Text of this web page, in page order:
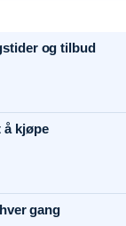
og tilbud
å kjøpe
gang